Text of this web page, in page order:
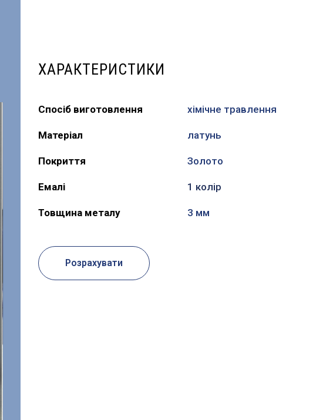
ХАРАКТЕРИСТИКИ
Спосіб виготовлення хімічне травлення
Матеріал латунь
Покриття Золото
Емалі 1 колір
Товщина металу 3 мм
Розрахувати